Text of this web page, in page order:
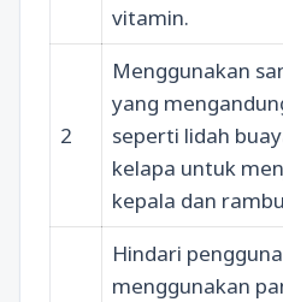
vitamin.
2
Menggunakan
yang
seperti lidah
kelapa untuk
kepala dan
Hindari
menggunakan